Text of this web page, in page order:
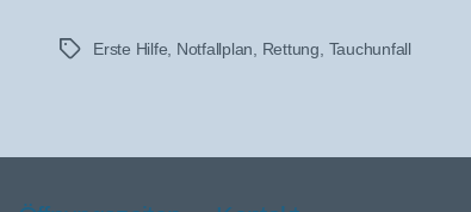
Schlagwörter
Erste Hilfe Notfallplan Rettung Tauchunfall